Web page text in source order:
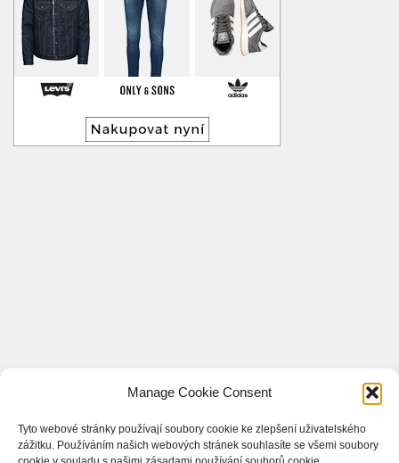
Manage Cookie Consent
Tyto webové stránky používají soubory cookie ke zlepšení uživatelského
zážitku. Používáním našich webových stránek souhlasíte se všemi soubory